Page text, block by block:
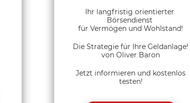
Ihr langfristig orientierter
Börsendienst
für Vermögen und Wohlstand!
Die Strategie für Ihre Geldanlage!
von Oliver Baron
Jetzt informieren und kostenlos
testen!